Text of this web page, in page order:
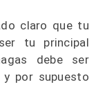
claro que tu
tu principal
debe ser
por supuesto